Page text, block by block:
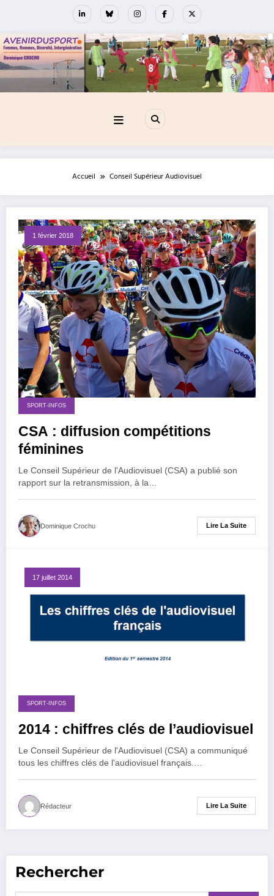
Accueil Conseil Supérieur Audiovisuel
1 février 2018
SPORT-INFOS
CSA : diffusion compétitions
féminines
Le Conseil Supérieur de l'Audiovisuel (CSA) a publié son
rapport sur la retransmission, à la…
Dominique Crochu Lire La Suite
17 juillet 2014
SPORT-INFOS
2014 : chiffres clés de l’audiovisuel
Le Conseil Supérieur de l'Audiovisuel (CSA) a communiqué
tous les chiffres clés de l'audiovisuel français.…
Rédacteur Lire La Suite
Rechercher